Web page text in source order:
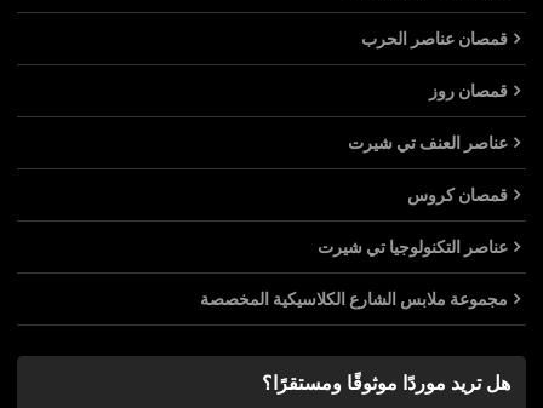
قمصان عناصر الحرب
قمصان روز
عناصر العنف تي شيرت
قمصان كروس
عناصر التكنولوجيا تي شيرت
مجموعة ملابس الشارع الكلاسيكية المخصصة
هل تريد موردًا موثوقًا ومستقرًا؟